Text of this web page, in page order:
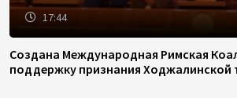
17:44
Создана Международная Римская
поддержку признания Ходжалинской